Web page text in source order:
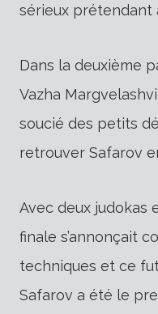
sérieux prétendant
Dans la deuxième
Vazha
soucié des petits
retrouver Safarov
Avec deux judokas
finale s’annonçait
techniques et ce
Safarov a été le